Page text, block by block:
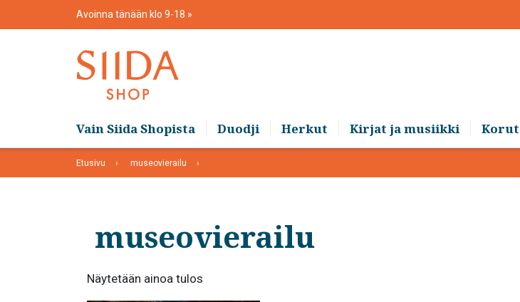
Avoinna tänään klo 9-18
Vain Siida Shopista Duodji Herkut Kirjat ja musiikki Korut
Etusivu museovierailu
museovierailu
Näytetään ainoa tulos